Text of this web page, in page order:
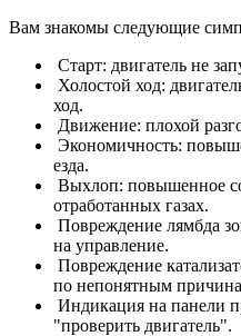
Вам знакомы следующие
Старт: двигатель не
Холостой ход:
ход.
Движение: плохой
Экономичность:
езда.
Выхлоп: повышенное
отработанных газах.
Повреждение лямбда
на управление.
Повреждение
по непонятным
Индикация на панели
"проверить двигатель".